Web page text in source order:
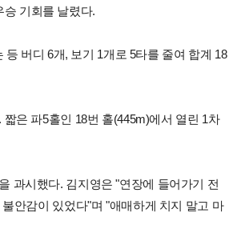
기회를 날렸다.
버디 6개, 보기 1개로 5타를 줄여 합계 18
은 파5홀인 18번 홀(445m)에서 열린 1차
과시했다. 김지영은 "연장에 들어가기 전
안감이 있었다"며 "애매하게 치지 말고 마